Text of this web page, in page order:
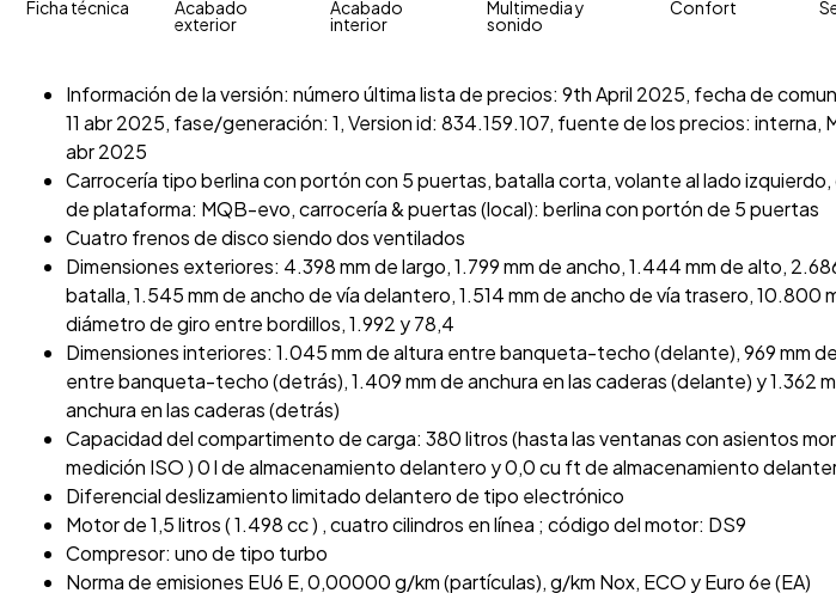
Ficha técnica
Información de la versión: número última lista de precios: 9th April 2025, fecha de
11 abr 2025, fase/generación: 1, Version id: 834.159.107, fuente de los precios: interna,
abr 2025
Carrocería tipo berlina con portón con 5 puertas, batalla corta, volante al lado
de plataforma: MQB-evo, carrocería & puertas (local): berlina con portón de 5 puertas
Cuatro frenos de disco siendo dos ventilados
Dimensiones exteriores: 4.398 mm de largo, 1.799 mm de ancho, 1.444 mm de alto,
batalla, 1.545 mm de ancho de vía delantero, 1.514 mm de ancho de vía trasero, 10.800
diámetro de giro entre bordillos, 1.992 y 78,4
Dimensiones interiores: 1.045 mm de altura entre banqueta-techo (delante), 969 mm
entre banqueta-techo (detrás), 1.409 mm de anchura en las caderas (delante) y 1.362
anchura en las caderas (detrás)
Capacidad del compartimento de carga: 380 litros (hasta las ventanas con asientos
medición ISO ) 0 l de almacenamiento delantero y 0,0 cu ft de almacenamiento
Diferencial deslizamiento limitado delantero de tipo electrónico
Motor de 1,5 litros ( 1.498 cc ) , cuatro cilindros en línea ; código del motor: DS9
Compresor: uno de tipo turbo
Norma de emisiones EU6 E, 0,00000 g/km (partículas), g/km Nox, ECO y Euro 6e (EA)
Acabado
exterior
Acabado
interior
Multimedia y
sonido
Confort